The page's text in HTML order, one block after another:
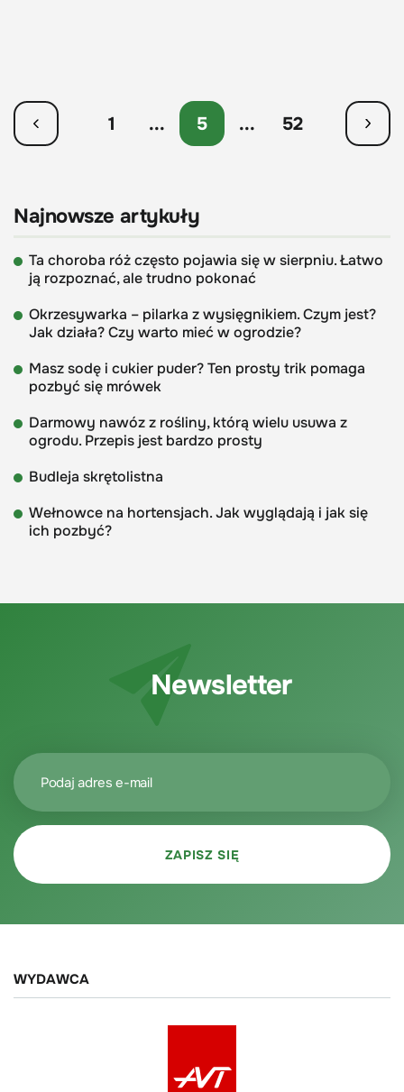
1 ... 5 ... 52
Najnowsze artykuły
Ta choroba róż często pojawia się w sierpniu. Łatwo
ją rozpoznać, ale trudno pokonać
Okrzesywarka – pilarka z wysięgnikiem. Czym jest?
Jak działa? Czy warto mieć w ogrodzie?
Masz sodę i cukier puder? Ten prosty trik pomaga
pozbyć się mrówek
Darmowy nawóz z rośliny, którą wielu usuwa z
ogrodu. Przepis jest bardzo prosty
Budleja skrętolistna
Wełnowce na hortensjach. Jak wyglądają i jak się
ich pozbyć?
Newsletter
WYDAWCA